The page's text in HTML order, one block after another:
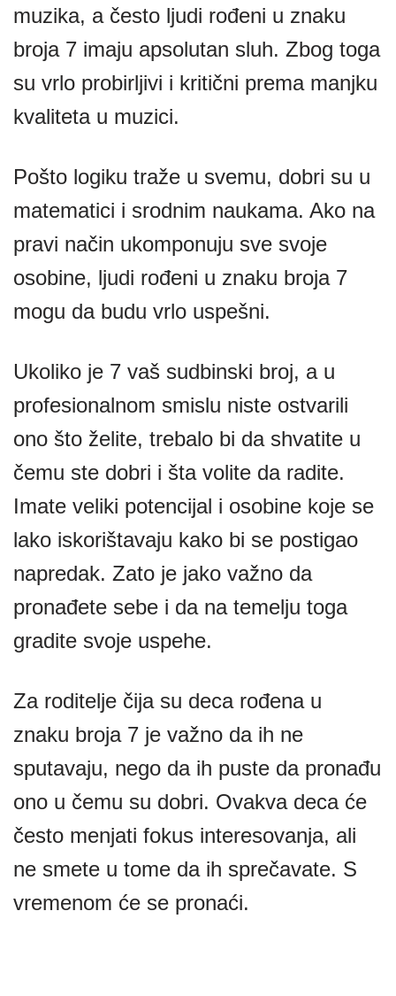
muzika, a često ljudi rođeni u znaku
broja 7 imaju apsolutan sluh. Zbog toga
su vrlo probirljivi i kritični prema manjku
kvaliteta u muzici.
Pošto logiku traže u svemu, dobri su u
matematici i srodnim naukama. Ako na
pravi način ukomponuju sve svoje
osobine, ljudi rođeni u znaku broja 7
mogu da budu vrlo uspešni.
Ukoliko je 7 vaš sudbinski broj, a u
profesionalnom smislu niste ostvarili
ono što želite, trebalo bi da shvatite u
čemu ste dobri i šta volite da radite.
Imate veliki potencijal i osobine koje se
lako iskorištavaju kako bi se postigao
napredak. Zato je jako važno da
pronađete sebe i da na temelju toga
gradite svoje uspehe.
Za roditelje čija su deca rođena u
znaku broja 7 je važno da ih ne
sputavaju, nego da ih puste da pronađu
ono u čemu su dobri. Ovakva deca će
često menjati fokus interesovanja, ali
ne smete u tome da ih sprečavate. S
vremenom će se pronaći.